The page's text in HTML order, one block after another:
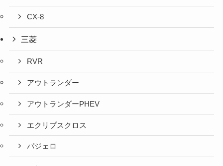
CX-8
三菱
RVR
アウトランダー
アウトランダーPHEV
エクリプスクロス
パジェロ